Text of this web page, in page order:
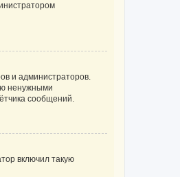
и администраторов.
ненужными
сообщений.
включил такую